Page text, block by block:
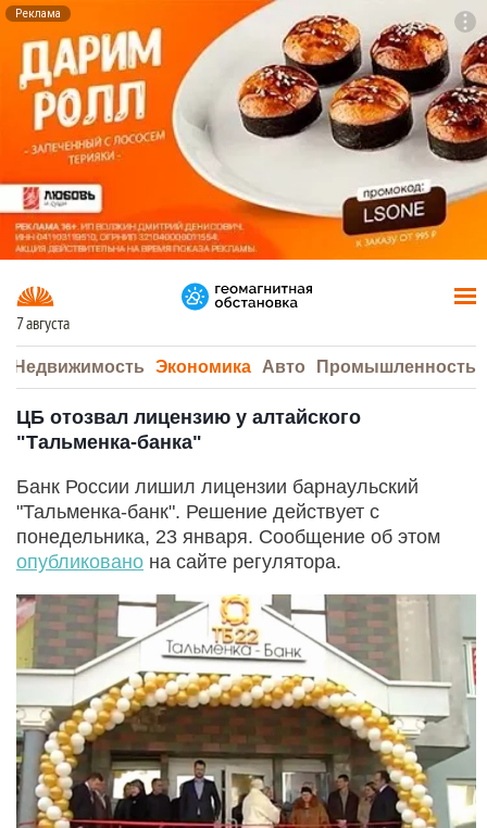
Реклама
7 августа
Недвижимость Экономика Авто Промышленность
ЦБ отозвал лицензию у алтайского
"Тальменка-банка"
Банк России лишил лицензии барнаульский
"Тальменка-банк". Решение действует с
понедельника, 23 января. Сообщение об этом
опубликовано на сайте регулятора.